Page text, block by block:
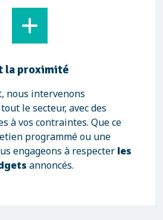
la proximité
nous intervenons
le secteur, avec des
à vos contraintes. Que ce
programmé ou une
engageons à respecter les
annoncés.